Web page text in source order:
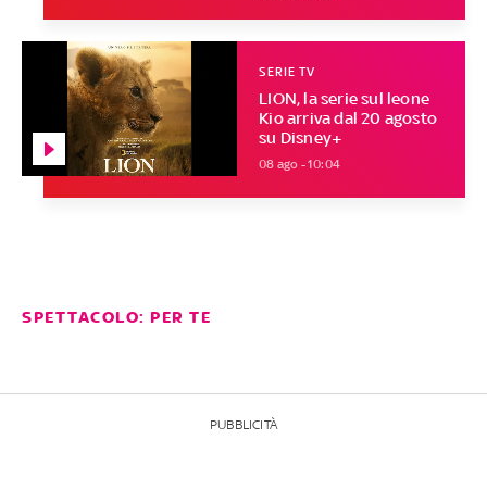
LION, la serie sul leone
Kio arriva dal 20 agosto
su Disney+
SERIE TV
08 ago - 10:04
SPETTACOLO: PER TE
PUBBLICITÀ